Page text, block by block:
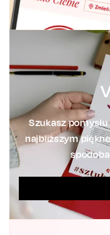
Szukasz
najbliższym